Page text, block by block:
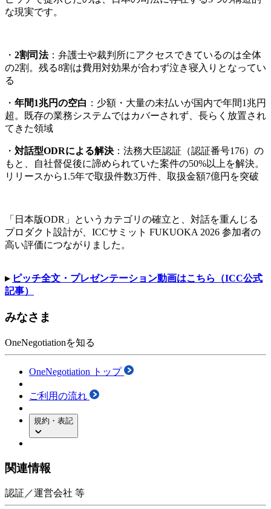
な現実です。
・ 2割司法：弁護士や裁判所にアクセスできているのは全体
の2割。残る8割は費用対効果が合わず泣き寝入りとなってい
る
・ 年間1兆円の空白 ：少額・大量の未払いが国内で年間1兆円
超。既存の業務システムではカバーされず、長らく放置され
てきた領域
・ 対話型ODRによる解決 ：法務大臣認証（認証番号176）の
もと、自社督促後に諦められていた案件の50%以上を解決。
リリースから1.5年で取扱件数3万件、取扱金額7億円を突破
「日本版ODR」というカテゴリの確立と、対話を重んじる
プロダクト設計が、ICCサミット FUKUOKA 2026 参加者の
高い評価につながりました。
▸ ピッチ全文・プレゼンテーション動画はこちら（ICC公式
記事）
みなさま
OneNegotiationを知る
OneNegotiation トップ
ご利用の流れ
規約・表記
関連情報
認証／運営会社 等